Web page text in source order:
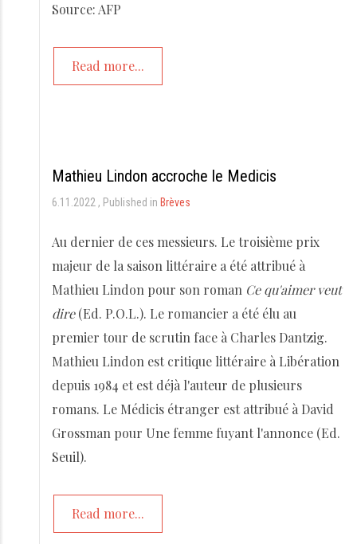
Source: AFP
Read more...
Mathieu Lindon accroche le Medicis
6.11.2022 Published in Brèves
Au dernier de ces messieurs. Le troisième prix
majeur de la saison littéraire a été attribué à
Mathieu Lindon pour son roman Ce qu'aimer veut
dire(Ed. P.O.L.). Le romancier a été élu au
premier tour de scrutin face à Charles Dantzig.
Mathieu Lindon est critique littéraire à Libération
depuis 1984 et est déjà l'auteur de plusieurs
romans. Le Médicis étranger est attribué à David
Grossman pour Une femme fuyant l'annonce (Ed.
Seuil).
Read more...